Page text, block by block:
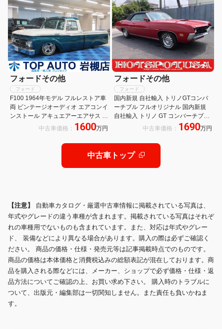
フォードその他
フォード
F100 1964年モデル フルレストア車
両 ビンテージオーディオ エアコンイ
ンストール アキュエアーエアサス フ
ェンダースカート サプリウムホイー
ル 荷台スムース加工 ワンオフカスタ
ム ワンオフコンソール
中古車価格： 1600万円
フォードその他
フォード
国内新規 自社輸入 トリノGTコンバ
ーチブル フルオリジナル 国内新規
自社輸入 トリノ GT コンバーチブル
ナンバーズマッチ車両 フルオリジナ
NEWTOP張替 電動コンバーチブル
302エンジン ACパーツ点火系NEW
中古車価格： 1690万円
中古車トップ
【注意】 自動車カタログ・厳選中古車情報に掲載されている写真は、
年式やグレードの違う車種が含まれます。掲載されている写真はそれぞ
れの車種用でないものも含まれています。また、対応は年式やグレー
ド、 装備などにより異なる場合があります。購入の際は必ずご確認く
ださい。 商品の価格・仕様・発売元等は記事掲載時点でのものです。
商品の価格は本体価格と消費税込みの総額表記が混在しております。商
品を購入される際などには、メーカー、ショップで必ず価格・仕様・返
品方法についてご確認の上、お買い求め下さい。 購入時のトラブルに
ついて、出版元・編集部は一切関知しません。また責任も負いかねま
す。